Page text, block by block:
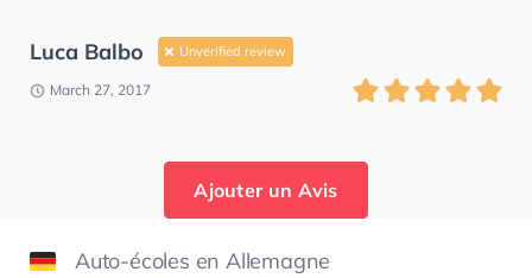
Luca Balbo Unverified review
March 27, 2017
Ajouter un Avis
Auto-écoles en Allemagne